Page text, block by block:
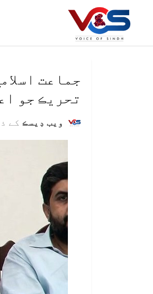
جماعت
تحريڪ جو
ويب ڊيسڪ کے